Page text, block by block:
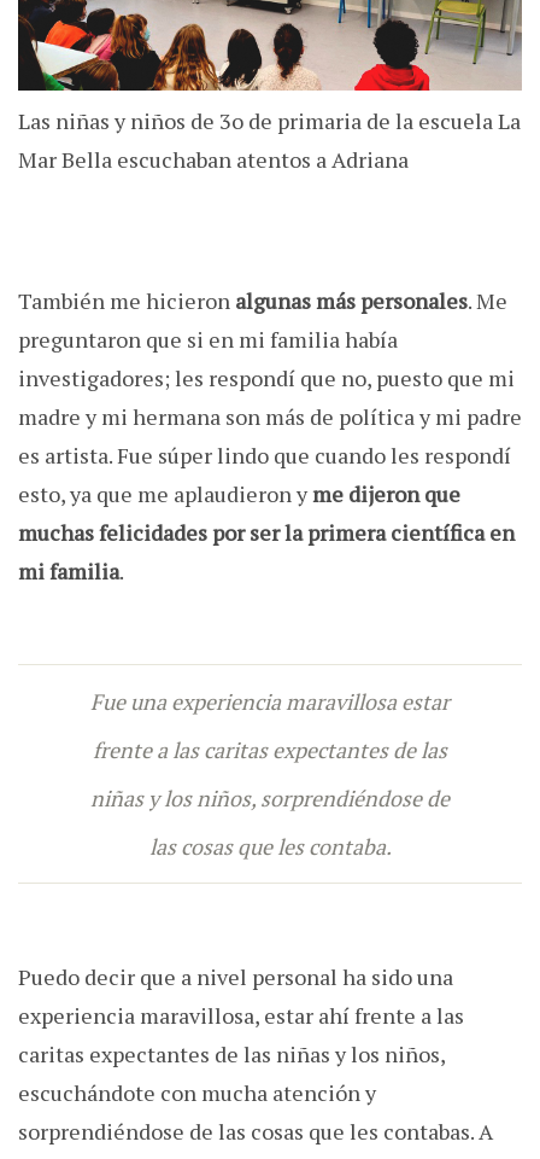
Las niñas y niños de 3o de primaria de la escuela La
Mar Bella escuchaban atentos a Adriana
También me hicieron algunas más personales. Me
preguntaron que si en mi familia había
investigadores; les respondí que no, puesto que mi
madre y mi hermana son más de política y mi padre
es artista. Fue súper lindo que cuando les respondí
esto, ya que me aplaudieron yme dijeron que
muchas felicidades por ser la primera científica en
mi familia.
Fue una experiencia maravillosa estar
frente a las caritas expectantes de las
niñas y los niños, sorprendiéndose de
las cosas que les contaba.
Puedo decir que a nivel personal ha sido una
experiencia maravillosa, estar ahí frente a las
caritas expectantes de las niñas y los niños,
escuchándote con mucha atención y
sorprendiéndose de las cosas que les contabas. A